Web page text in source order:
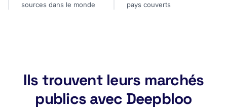
sources dans le monde pays couverts
Ils trouvent leurs marchés
publics avec Deepbloo